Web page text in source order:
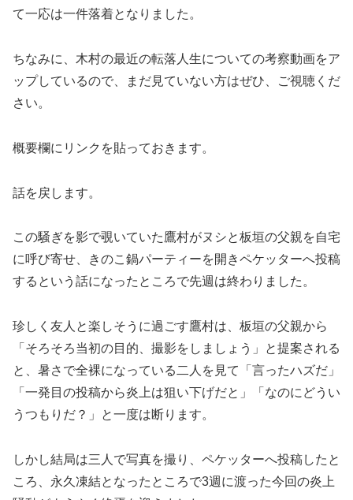
て一応は一件落着となりました。
ちなみに、木村の最近の転落人生についての考察動画をア
ップしているので、まだ見ていない方はぜひ、ご視聴くだ
さい。
概要欄にリンクを貼っておきます。
話を戻します。
この騒ぎを影で覗いていた鷹村がヌシと板垣の父親を自宅
に呼び寄せ、きのこ鍋パーティーを開きペケッターへ投稿
するという話になったところで先週は終わりました。
珍しく友人と楽しそうに過ごす鷹村は、板垣の父親から
「そろそろ当初の目的、撮影をしましょう」と提案される
と、暑さで全裸になっている二人を見て「言ったハズだ」
「一発目の投稿から炎上は狙い下げだと」「なのにどうい
うつもりだ？」と一度は断ります。
しかし結局は三人で写真を撮り、ペケッターへ投稿したと
ころ、永久凍結となったところで3週に渡った今回の炎上